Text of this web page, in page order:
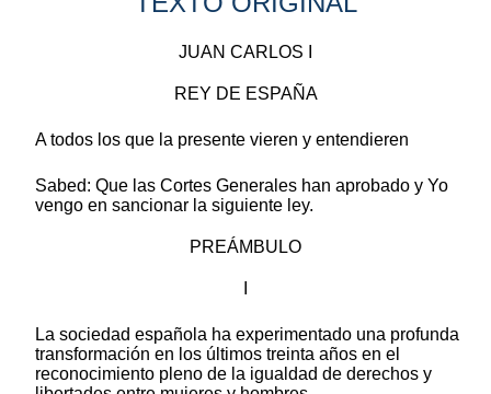
JUAN CARLOS I
REY DE ESPAÑA
A todos los que la presente vieren y entendieren
Sabed: Que las Cortes Generales han aprobado y Yo
vengo en sancionar la siguiente ley.
PREÁMBULO
La sociedad española ha experimentado una profunda
transformación en los últimos treinta años en el
reconocimiento pleno de la igualdad de derechos y